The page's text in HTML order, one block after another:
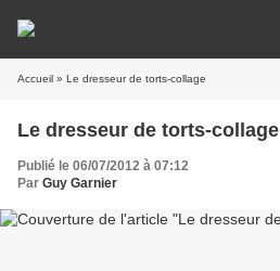
Accueil » Le dresseur de torts-collage
Le dresseur de torts-collage
Publié le 06/07/2012 à 07:12
Par Guy Garnier